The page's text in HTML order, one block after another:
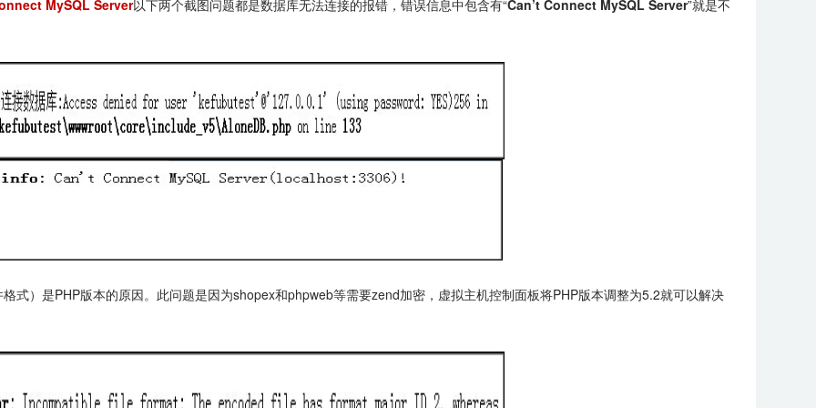
MySQL Server以下两个截图问题都是数据库无法连接的报错，错误信息中包含有“Can’t Connect MySQL Server”就是不
式）是PHP版本的原因。此问题是因为shopex和phpweb等需要zend加密，虚拟主机控制面板将PHP版本调整为5.2就可以解决